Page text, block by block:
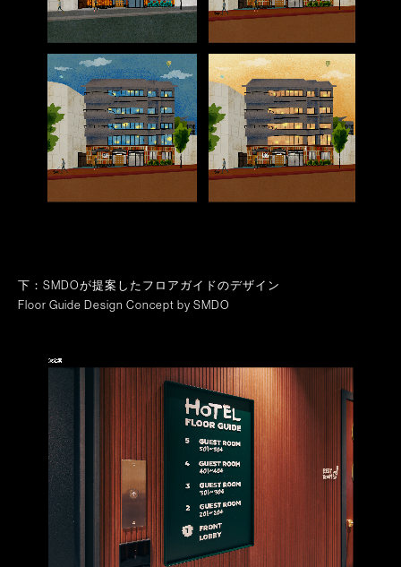
下：SMDOが提案したフロアガイドのデザイン
Floor Guide Design Concept by SMDO